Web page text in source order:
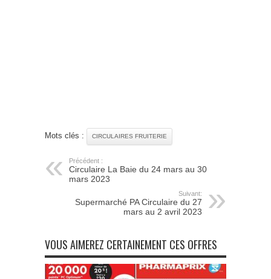
Mots clés : CIRCULAIRES FRUITERIE
Précédent :
Circulaire La Baie du 24 mars au 30
mars 2023
Suivant:
Supermarché PA Circulaire du 27
mars au 2 avril 2023
VOUS AIMEREZ CERTAINEMENT CES OFFRES